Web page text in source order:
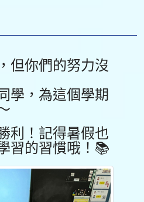
但你們的努力沒
學，為這個學期
利！記得暑假也
習的習慣哦！📚